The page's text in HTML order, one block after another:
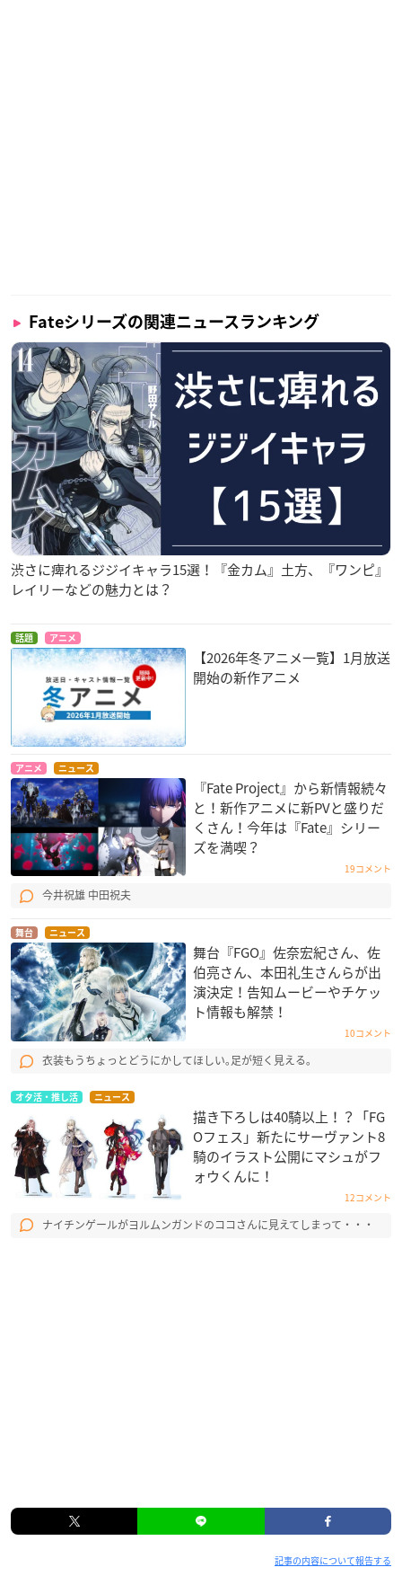
Fateシリーズの関連ニュースランキング
渋さに痺れるジジイキャラ15選！『金カム』土方、『ワンピ』
レイリーなどの魅力とは？
話題 アニメ
【2026年冬アニメ一覧】1月放送
開始の新作アニメ
アニメ ニュース
『Fate Project』から新情報続々
と！新作アニメに新PVと盛りだ
くさん！今年は『Fate』シリー
ズを満喫？
19コメント
今井祝雄 中田祝夫
舞台 ニュース
舞台『FGO』佐奈宏紀さん、佐
伯亮さん、本田礼生さんらが出
演決定！告知ムービーやチケッ
ト情報も解禁！
10コメント
衣装もうちょっとどうにかしてほしい｡足が短く見える｡
オタ活・推し活 ニュース
描き下ろしは40騎以上！？「FG
Oフェス」新たにサーヴァント8
騎のイラスト公開にマシュがフ
ォウくんに！
12コメント
ナイチンゲールがヨルムンガンドのココさんに見えてしまって・・・
記事の内容について報告する